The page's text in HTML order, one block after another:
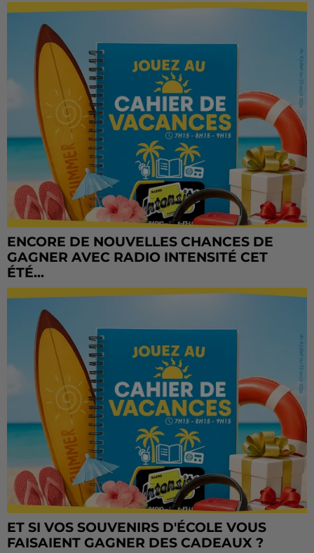
ENCORE DE NOUVELLES CHANCES DE
GAGNER AVEC RADIO INTENSITÉ CET
ÉTÉ...
ET SI VOS SOUVENIRS D'ÉCOLE VOUS
FAISAIENT GAGNER DES CADEAUX ?